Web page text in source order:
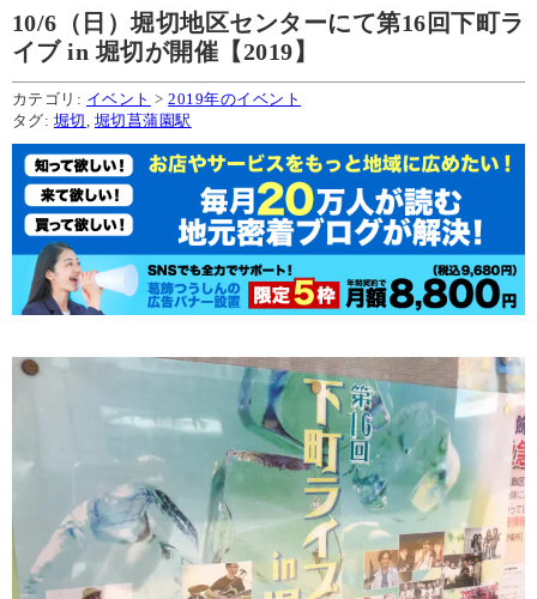
10/6（日）堀切地区センターにて第16回下町ラ
イブ in 堀切が開催【2019】
カテゴリ: イベント >2019年のイベント
タグ: 堀切 堀切菖蒲園駅